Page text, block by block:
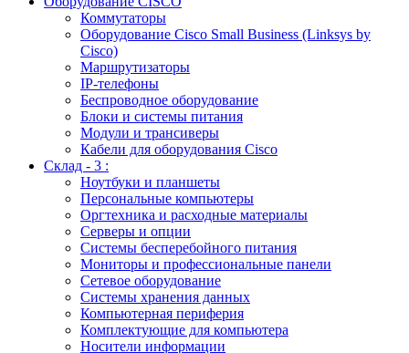
Коммутаторы
Оборудование Cisco Small Business (Linksys by
Cisco)
Маршрутизаторы
IP-телефоны
Беспроводное оборудование
Блоки и системы питания
Модули и трансиверы
Кабели для оборудования Cisco
Склад - 3 :
Ноутбуки и планшеты
Персональные компьютеры
Оргтехника и расходные материалы
Серверы и опции
Системы бесперебойного питания
Мониторы и профессиональные панели
Сетевое оборудование
Системы хранения данных
Компьютерная периферия
Комплектующие для компьютера
Носители информации